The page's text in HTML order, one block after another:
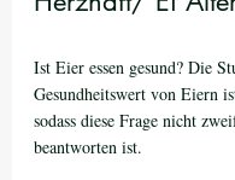
Ist Eier essen gesund? Die
Gesundheitswert von Eiern
sodass diese Frage nicht
beantworten ist.